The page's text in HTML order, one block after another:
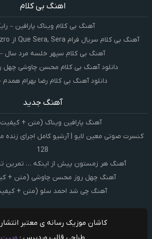
اهنگ بی کلام
آهنگ بی کلام ویناک پارافین –
آهنگ بی کلام سریال فرام Que Sera, Sera از Jack Jezzro – رایگان
آهنگ بی کلام سپهر خلسه مرد سال –
دانلود آهنگ بی کلام محسن چاوشی چهل
دانلود آهنگ بی کلام رضا بهرام همدم
آهنگ جدید
آهنگ پارافین ویناک (متن +
128
آهنگ هر زمستون پیش از اینکه … تمرین
آهنگ چهل روز محسن چاوشی (متن +
آهنگ چی شد احمد سلو (متن +
کاشان موزیک رسانه ی معتبر